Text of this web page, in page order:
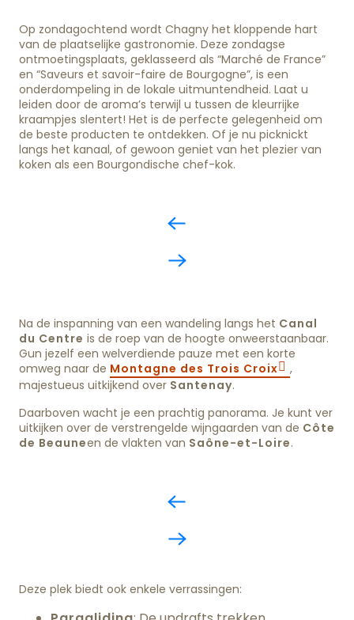
Op zondagochtend wordt Chagny het kloppende hart
van de plaatselijke gastronomie. Deze zondagse
ontmoetingsplaats, geklasseerd als “Marché de France”
en “Saveurs et savoir-faire de Bourgogne”, is een
onderdompeling in de lokale uitmuntendheid. Laat u
leiden door de aroma’s terwijl u tussen de kleurrijke
kraampjes slentert! Het is de perfecte gelegenheid om
de beste producten te ontdekken. Of je nu picknickt
langs het kanaal, of gewoon geniet van het plezier van
koken als een Bourgondische chef-kok.
Na de inspanning van een wandeling langs het Canal
du Centre is de roep van de hoogte onweerstaanbaar.
Gun jezelf een welverdiende pauze met een korte
omweg naar de Montagne des Trois Croix
,
majestueus uitkijkend over Santenay.
Daarboven wacht je een prachtig panorama. Je kunt ver
uitkijken over de verstrengelde wijngaarden van de Côte
de Beauneen de vlakten van Saône-et-Loire.
Deze plek biedt ook enkele verrassingen: